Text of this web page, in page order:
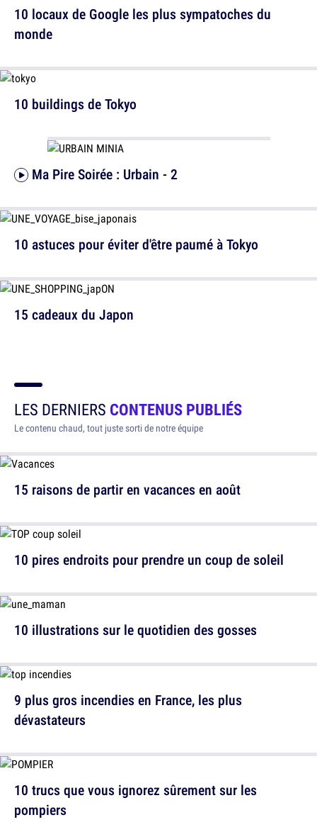
10 buildings de Tokyo
10 astuces pour éviter d'être paumé à Tokyo
10 locaux de Google les plus sympatoches du
monde
Ma Pire Soirée : Urbain - 2
15 cadeaux du Japon
LES DERNIERS CONTENUS PUBLIÉS
Le contenu chaud, tout juste sorti de notre équipe
15 raisons de partir en vacances en août
10 illustrations sur le quotidien des gosses
10 trucs que vous ignorez sûrement sur les
pompiers
10 pires endroits pour prendre un coup de soleil
9 plus gros incendies en France, les plus
dévastateurs